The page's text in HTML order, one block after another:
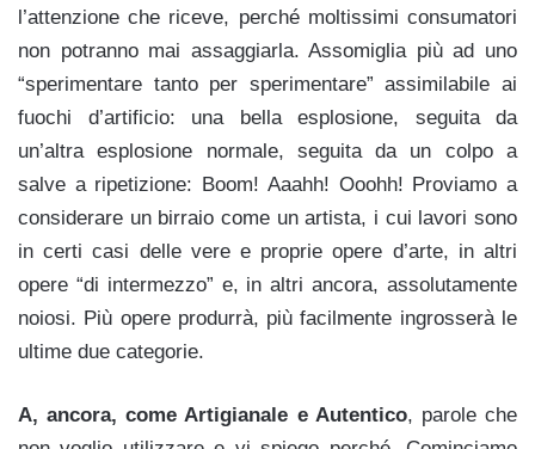
l’attenzione che riceve, perché moltissimi consumatori
non potranno mai assaggiarla. Assomiglia più ad uno
“sperimentare tanto per sperimentare” assimilabile ai
fuochi d’artificio: una bella esplosione, seguita da
un’altra esplosione normale, seguita da un colpo a
salve a ripetizione: Boom! Aaahh! Ooohh! Proviamo a
considerare un birraio come un artista, i cui lavori sono
in certi casi delle vere e proprie opere d’arte, in altri
opere “di intermezzo” e, in altri ancora, assolutamente
noiosi. Più opere produrrà, più facilmente ingrosserà le
ultime due categorie.
A, ancora, come Artigianale e Autentico, parole che